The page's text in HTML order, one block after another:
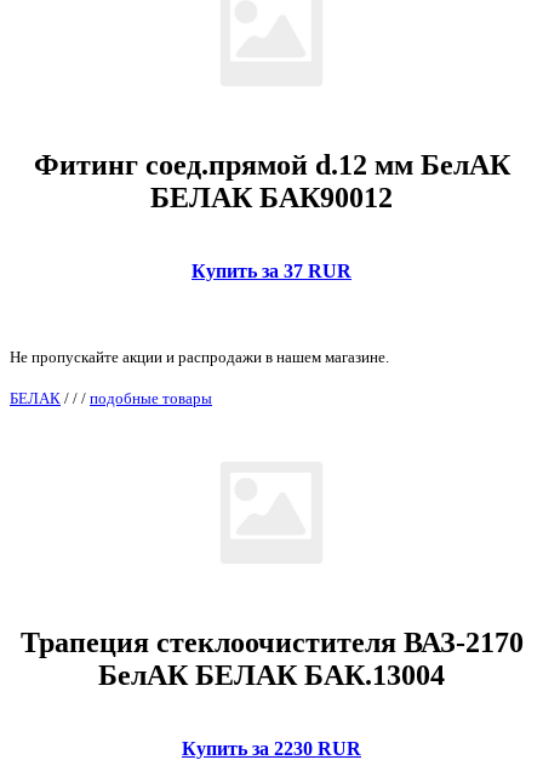
Фитинг соед.прямой d.12 мм БелАК
БЕЛАК БАК90012
Купить за 37 RUR
Не пропускайте акции и распродажи в нашем магазине.
БЕЛАК / / / подобные товары
Трапеция стеклоочистителя ВАЗ-2170
БелАК БЕЛАК БАК.13004
Купить за 2230 RUR